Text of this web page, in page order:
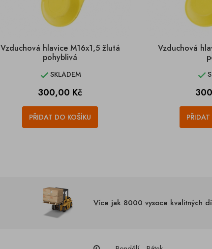
Vzduchová hlavice M16x1,5 žlutá
pohyblivá
SKLADEM
Cena
300,00 Kč
PŘIDAT DO KOŠÍKU
Vzduchová

Více jak 8000 vysoce kvalitných